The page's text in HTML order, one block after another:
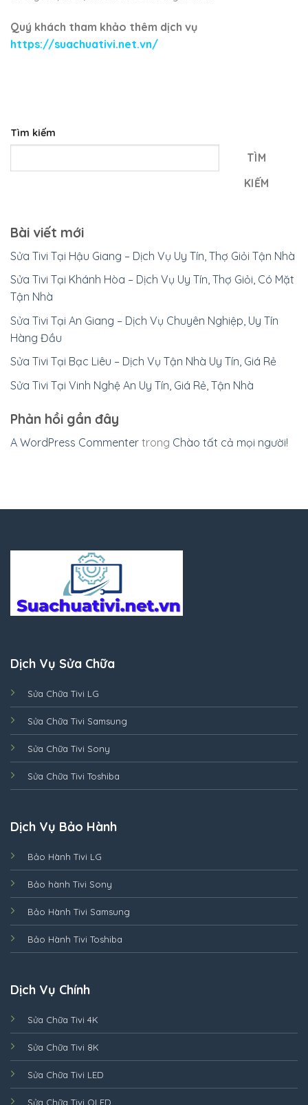
Quý khách tham khảo thêm dịch vụ
https://suachuativi.net.vn/
Tìm kiếm
TÌM
KIẾM
Bài viết mới
Sửa Tivi Tại Hậu Giang – Dịch Vụ Uy Tín, Thợ Giỏi Tận Nhà
Sửa Tivi Tại Khánh Hòa – Dịch Vụ Uy Tín, Thợ Giỏi, Có Mặt
Tận Nhà
Sửa Tivi Tại An Giang – Dịch Vụ Chuyên Nghiệp, Uy Tín
Hàng Đầu
Sửa Tivi Tại Bạc Liêu – Dịch Vụ Tận Nhà Uy Tín, Giá Rẻ
Sửa Tivi Tại Vinh Nghệ An Uy Tín, Giá Rẻ, Tận Nhà
Phản hồi gần đây
A WordPress Commenter trong Chào tất cả mọi người!
Dịch Vụ Sửa Chữa
Sửa Chữa Tivi LG
Sửa Chữa Tivi Samsung
Sửa Chữa Tivi Sony
Sửa Chữa Tivi Toshiba
Dịch Vụ Bảo Hành
Bảo Hành Tivi LG
Bảo hành Tivi Sony
Bảo Hành Tivi Samsung
Bảo Hành Tivi Toshiba
Dịch Vụ Chính
Sửa Chữa Tivi 4K
Sửa Chữa Tivi 8K
Sửa Chữa Tivi LED
Sửa Chữa Tivi OLED